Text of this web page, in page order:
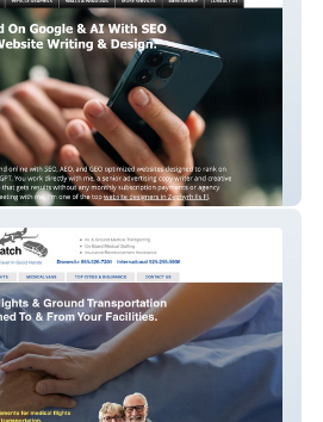
– Google SEO & AI